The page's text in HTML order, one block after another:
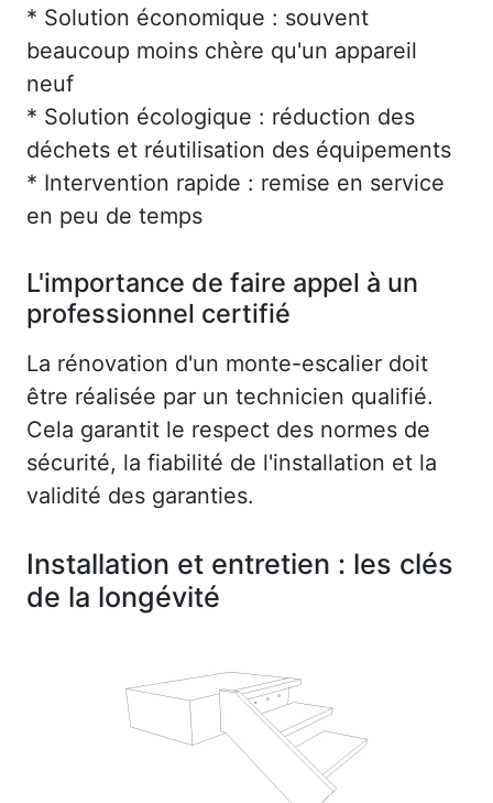
* Solution économique : souvent
beaucoup moins chère qu'un appareil
neuf
* Solution écologique : réduction des
déchets et réutilisation des équipements
* Intervention rapide : remise en service
en peu de temps
L'importance de faire appel à un
professionnel certifié
La rénovation d'un monte-escalier doit
être réalisée par un technicien qualifié.
Cela garantit le respect des normes de
sécurité, la fiabilité de l'installation et la
validité des garanties.
Installation et entretien : les clés
de la longévité